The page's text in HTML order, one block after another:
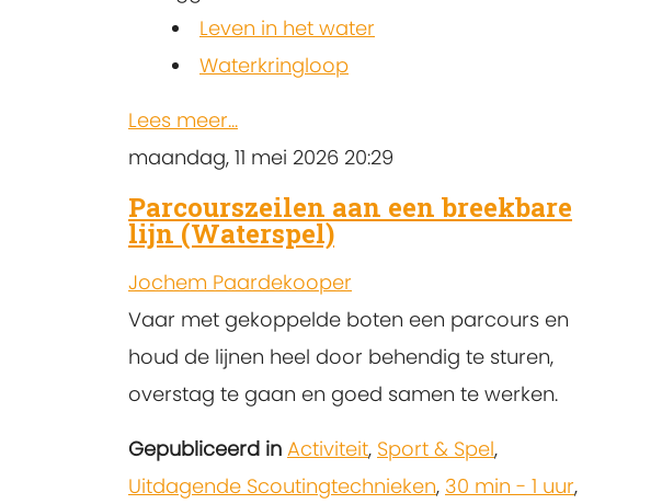
Leven in het water
Waterkringloop
Lees meer...
maandag, 11 mei 2026 20:29
Parcourszeilen aan een breekbare
lijn (Waterspel)
Jochem Paardekooper
Vaar met gekoppelde boten een parcours en
houd de lijnen heel door behendig te sturen,
overstag te gaan en goed samen te werken.
Gepubliceerd in Activiteit, Sport & Spel,
Uitdagende Scoutingtechnieken, 30 min - 1 uur,